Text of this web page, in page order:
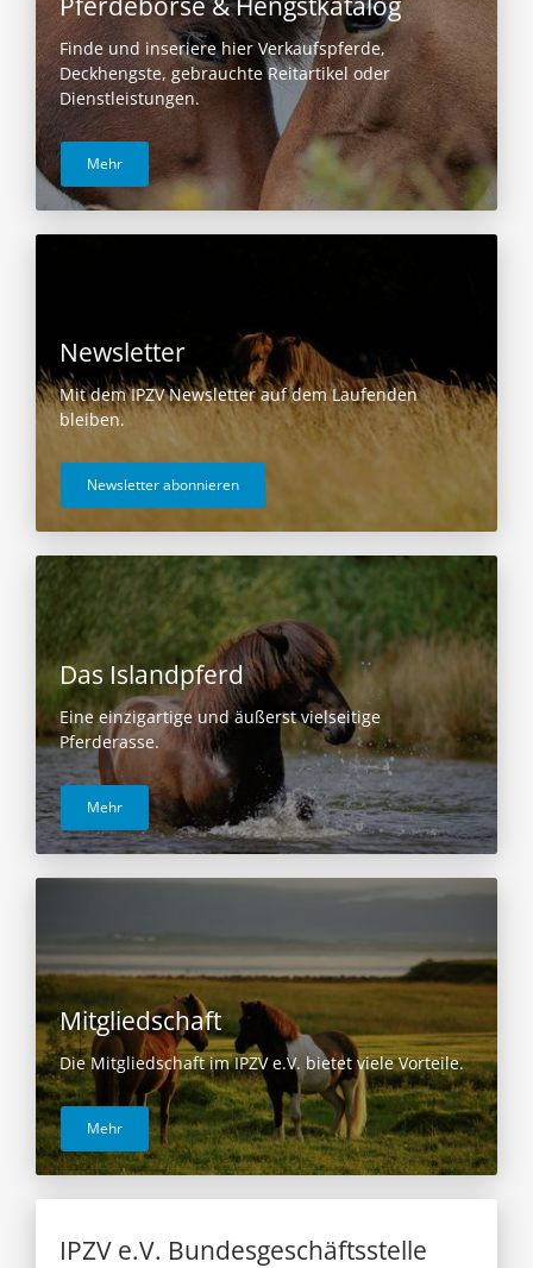
Finde und inseriere hier Verkaufspferde,
Deckhengste, gebrauchte Reitartikel oder
Dienstleistungen.
Mehr
Newsletter
Mit dem IPZV Newsletter auf dem Laufenden
bleiben.
Newsletter abonnieren
Das Islandpferd
Eine einzigartige und äußerst vielseitige
Pferderasse.
Mehr
Mitgliedschaft
Die Mitgliedschaft im IPZV e.V. bietet viele Vorteile.
Mehr
IPZV e.V. Bundesgeschäftsstelle